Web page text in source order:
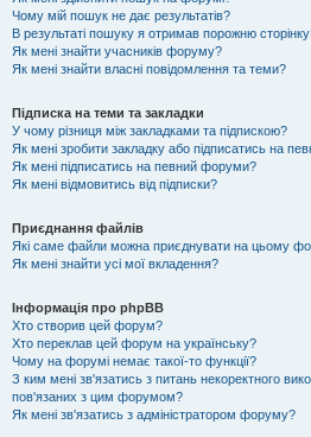
Чому мій пошук не дає результатів?
В результаті пошуку я отримав порожню сторінку!
Як мені знайти учасників форуму?
Як мені знайти власні повідомлення та теми?
Підписка на теми та закладки
У чому різниця між закладками та підпискою?
Як мені зробити закладку або підписатись на
Як мені підписатись на певний форуми?
Як мені відмовитись від підписки?
Приєднання файлів
Які саме файли можна приєднувати на цьому
Як мені знайти усі мої вкладення?
Інформація про phpBB
Хто створив цей форум?
Хто переклав цей форум на українську?
Чому на форумі немає такої-то функції?
З ким мені зв'язатись з питань некоректного
пов'язаних з цим форумом?
Як мені зв'язатись з адміністратором форуму?